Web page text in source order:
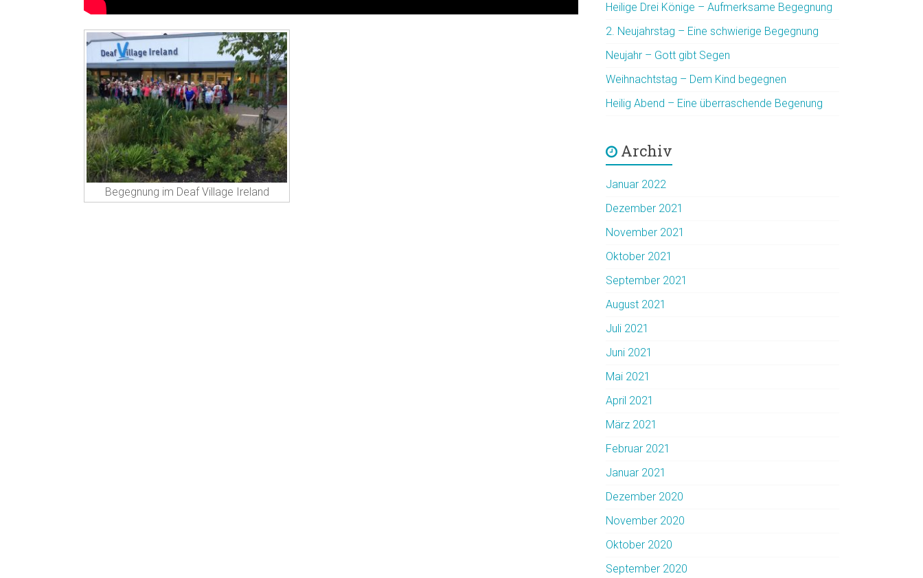
Begegnung im Deaf Village Ireland
Heilige Drei Könige – Aufmerksame Begegnung
2. Neujahrstag – Eine schwierige Begegnung
Neujahr – Gott gibt Segen
Weihnachtstag – Dem Kind begegnen
Heilig Abend – Eine überraschende Begenung
Archiv
Januar 2022
Dezember 2021
November 2021
Oktober 2021
September 2021
August 2021
Juli 2021
Juni 2021
Mai 2021
April 2021
März 2021
Februar 2021
Januar 2021
Dezember 2020
November 2020
Oktober 2020
September 2020